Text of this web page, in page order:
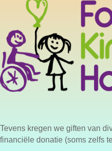
Tevens kregen we giften van
financiële donatie (soms zelfs